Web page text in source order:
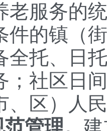
老服务的
件的镇（
全托、日
；社区日
、区）人